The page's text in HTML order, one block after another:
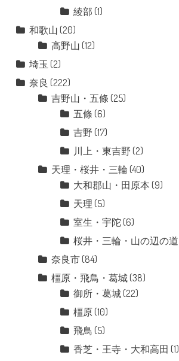
綾部 (1)
和歌山 (20)
高野山 (12)
埼玉 (2)
奈良 (222)
吉野山・五條 (25)
五條 (6)
吉野 (17)
川上・東吉野 (2)
天理・桜井・三輪 (40)
大和郡山・田原本 (9)
天理 (5)
室生・宇陀(6)
桜井・三輪・山の辺の道
奈良市(84)
橿原・飛鳥・葛城(38)
御所・葛城(22)
橿原(10)
飛鳥 (5)
香芝・王寺・大和高田 (1)